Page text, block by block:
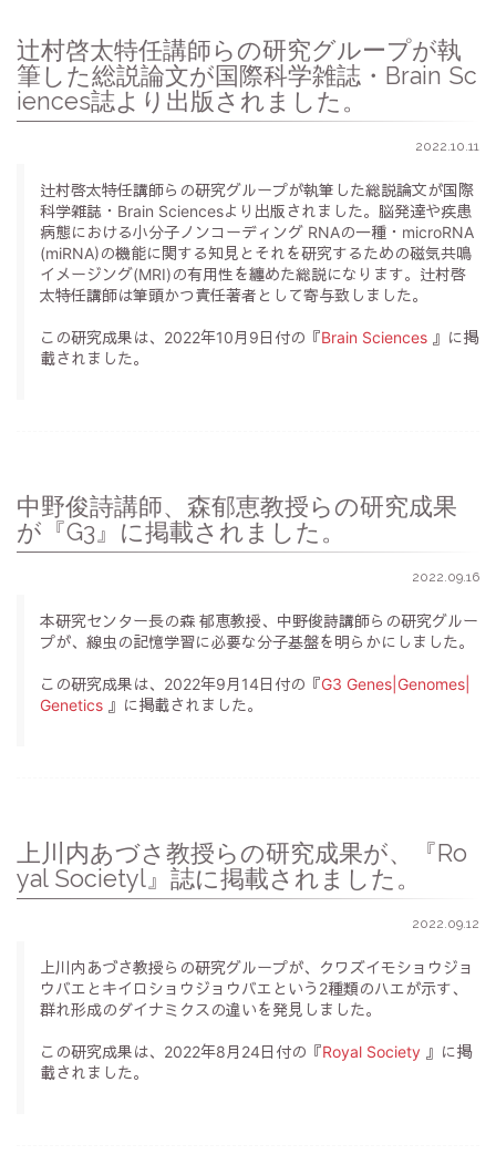
辻村啓太特任講師らの研究グループが執
筆した総説論文が国際科学雑誌・Brain Sc
iences誌より出版されました。
2022.10.11
辻村啓太特任講師らの研究グループが執筆した総説論文が国際
科学雑誌・Brain Sciencesより出版されました。脳発達や疾患
病態における小分子ノンコーディング RNAの一種・microRNA
(miRNA)の機能に関する知見とそれを研究するための磁気共鳴
イメージング(MRI)の有用性を纏めた総説になります。辻村啓
太特任講師は筆頭かつ責任著者として寄与致しました。
この研究成果は、2022年10月9日付の『Brain Sciences 』に掲
載されました。
中野俊詩講師、森郁恵教授らの研究成果
が『G3』に掲載されました。
2022.09.16
本研究センター長の森 郁恵教授、中野俊詩講師らの研究グルー
プが、線虫の記憶学習に必要な分子基盤を明らかにしました。
この研究成果は、2022年9月14日付の『G3 Genes|Genomes|
Genetics 』に掲載されました。
上川内あづさ教授らの研究成果が、『Ro
yal Societyl』誌に掲載されました。
2022.09.12
上川内あづさ教授らの研究グループが、クワズイモショウジョ
ウバエとキイロショウジョウバエという2種類のハエが示す、
群れ形成のダイナミクスの違いを発見しました。
この研究成果は、2022年8月24日付の『Royal Society 』に掲
載されました。